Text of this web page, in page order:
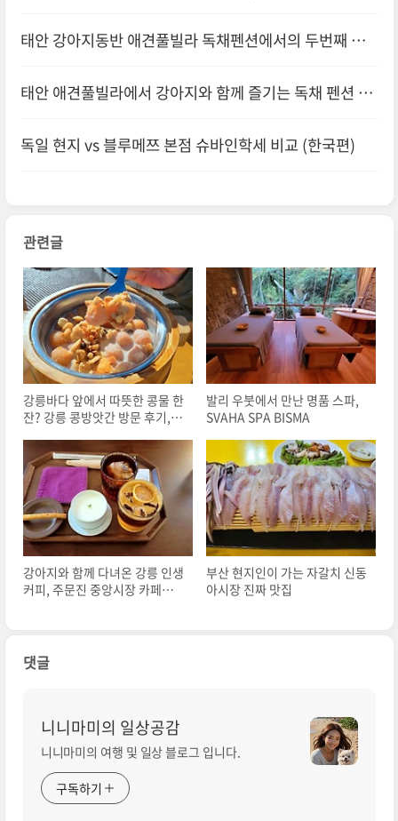
태안 강아지동반 애견풀빌라 독채펜션에서의 두번째 힐
태안 애견풀빌라에서 강아지와 함께 즐기는 독채 펜션 여
독일 현지 vs 블루메쯔 본점 슈바인학세 비교 (한국편)
관련글
강릉바다 앞에서 따뜻한 콩물 한
잔? 강릉 콩방앗간 방문 후기, 위
발리 우붓에서 만난 명품 스파,
SVAHA SPA BISMA
강아지와 함께 다녀온 강릉 인생
커피, 주문진 중앙시장 카페시로
부산 현지인이 가는 자갈치 신동
아시장 진짜 맛집
댓글
니니마미의 일상공감
니니마미의 여행 및 일상 블로그 입니다.
구독하기